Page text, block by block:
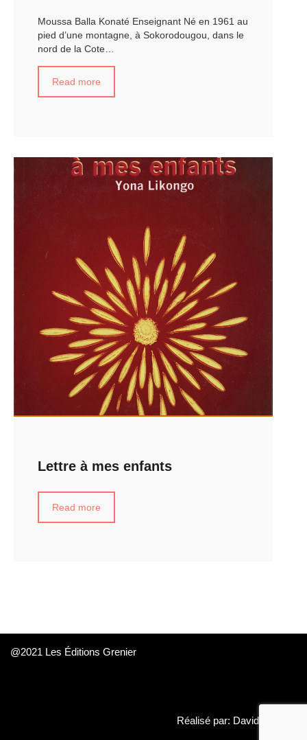
Moussa Balla Konaté Enseignant Né en 1961 au
pied d’une montagne, à Sokorodougou, dans le
nord de la Cote…
Read more
Lettre à mes enfants
Read more
@2021 Les Éditions Grenier
Réalisé par: David Daboué